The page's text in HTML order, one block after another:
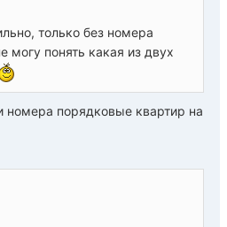
только без номера
могу понять какая из двух
порядковые квартир на